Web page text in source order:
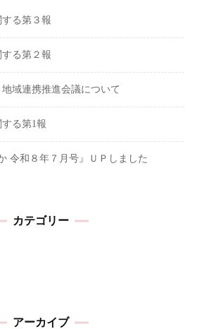
る第３報
る第２報
域連携推進会議について
る第1報
令和８年７月号』ＵＰしました
カテゴリー
アーカイブ